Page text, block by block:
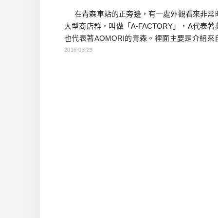
在青森車站的正旁邊，有一處外觀看來非常
大型商店群，叫做「A-FACTORY」，A代表著
也代表著AOMORI的青森。裡面主要是介紹來
縣的各種物產，以及從蘋果發想的各種創意商
2016-03-29